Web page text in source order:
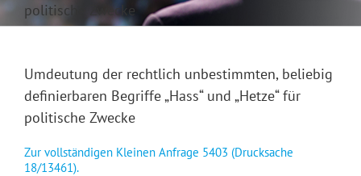
politische Zwecke
Umdeutung der rechtlich unbestimmten, beliebig
definierbaren Begriffe „Hass“ und „Hetze“ für
politische Zwecke
Zur vollständigen Kleinen Anfrage 5403 (Drucksache
18/13461).